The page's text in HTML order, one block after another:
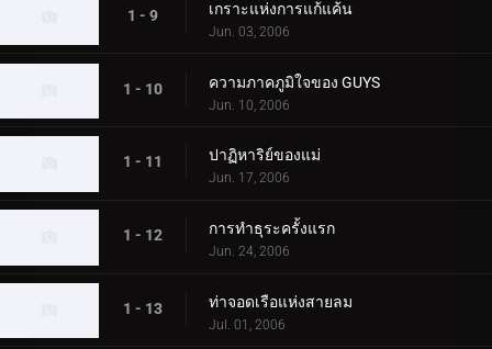
1 - 9 เกราะแห่งการแก้แค้น
Jun. 03, 2006
1 - 10 ความภาคภูมิใจของ GUYS
Jun. 10, 2006
1 - 11 ปาฏิหาริย์ของแม่
Jun. 17, 2006
1 - 12 การทำธุระครั้งแรก
Jun. 24, 2006
1 - 13 ท่าจอดเรือแห่งสายลม
Jul. 01, 2006